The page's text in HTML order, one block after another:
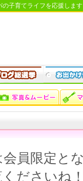
子育てライフを応援しま
員限定と
ださいね